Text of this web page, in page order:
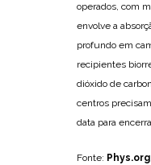
operados, com
envolve a
profundo em
recipientes
dióxido de
centros
data para
Fonte: Phys.org